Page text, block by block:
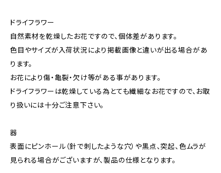
ドライフラワー
自然素材を乾燥したお花ですので、個体差があります。
色目やサイズが入荷状況により掲載画像と違いが出る場合があ
ります。
お花により傷・亀裂・欠け等がある事があります。
ドライフラワーは乾燥している為とても繊細なお花ですので、お取
り扱いには十分ご注意下さい。
器
表面にピンホール（針で刺したような穴）や黒点、突起、色ムラが
見られる場合がございますが、製品の仕様となります。